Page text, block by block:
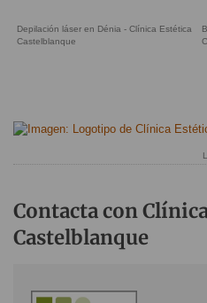
Depilación láser en Dénia - Clínica Estética
Castelblanque
Contacta con
Castelblanque